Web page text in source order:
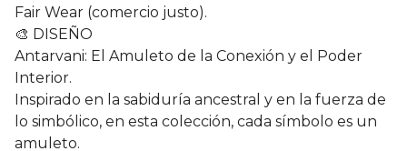
Fair Wear (comercio justo).
🎨 DISEÑO
Antarvani: El Amuleto de la Conexión y el Poder
Interior.
Inspirado en la sabiduría ancestral y en la fuerza de
lo simbólico, en esta colección, cada símbolo es un
amuleto.